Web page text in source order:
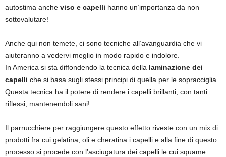
autostima anche viso e capelli hanno un’importanza da non
sottovalutare!
Anche qui non temete, ci sono tecniche all’avanguardia che vi
aiuteranno a vedervi meglio in modo rapido e indolore.
In America si sta diffondendo la tecnica della laminazione dei
capelli che si basa sugli stessi principi di quella per le sopracciglia.
Questa tecnica ha il potere di rendere i capelli brillanti, con tanti
riflessi, mantenendoli sani!
Il parrucchiere per raggiungere questo effetto riveste con un mix di
prodotti fra cui gelatina, oli e cheratina i capelli e alla fine di questo
processo si procede con l’asciugatura dei capelli le cui squame